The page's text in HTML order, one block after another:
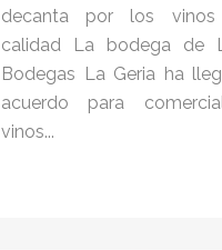
decanta por los
calidad La bodega de
Bodegas La Geria ha
acuerdo para
vinos...